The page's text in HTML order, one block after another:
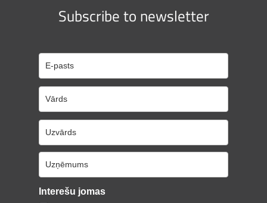
Subscribe to newsletter
Interešu jomas